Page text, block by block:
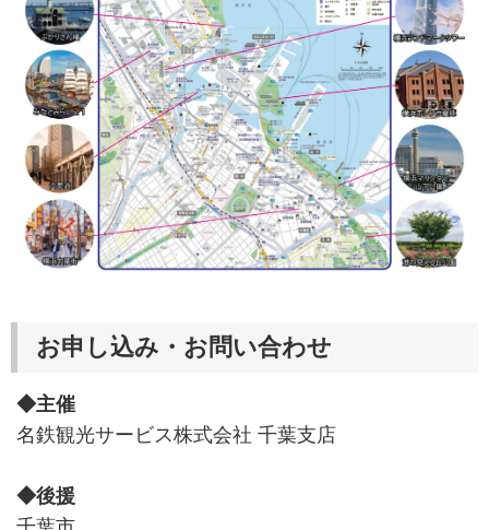
お申し込み・お問い合わせ
◆主催
名鉄観光サービス株式会社 千葉支店
◆後援